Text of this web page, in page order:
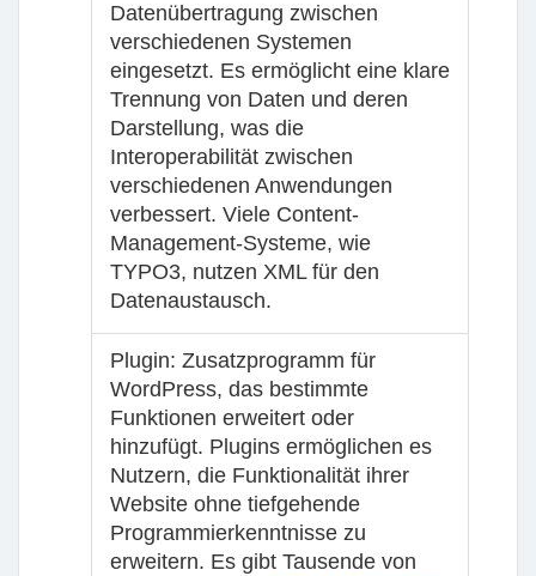
Datenübertragung zwischen
verschiedenen Systemen
eingesetzt. Es ermöglicht eine klare
Trennung von Daten und deren
Darstellung, was die
Interoperabilität zwischen
verschiedenen Anwendungen
verbessert. Viele Content-
Management-Systeme, wie
TYPO3, nutzen XML für den
Datenaustausch.
Plugin: Zusatzprogramm für
WordPress, das bestimmte
Funktionen erweitert oder
hinzufügt. Plugins ermöglichen es
Nutzern, die Funktionalität ihrer
Website ohne tiefgehende
Programmierkenntnisse zu
erweitern. Es gibt Tausende von